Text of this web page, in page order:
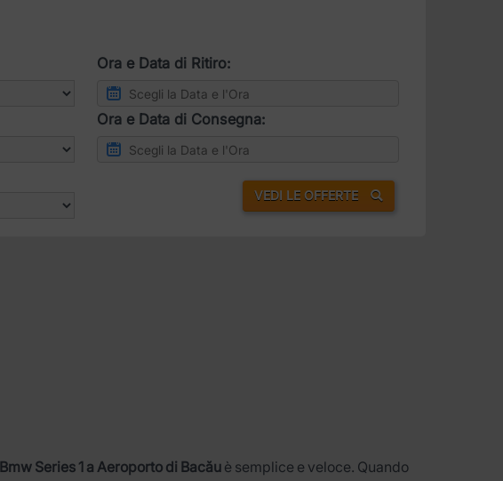
Ora e Data di Ritiro:
Ora e Data di Consegna:
VEDI LE OFFERTE
Bmw Series 1 a Aeroporto di Bacău è semplice e veloce. Quando